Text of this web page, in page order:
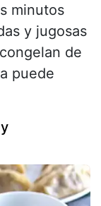
minutos
y jugosas
de
puede